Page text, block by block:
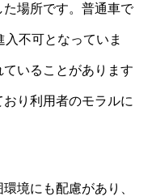
た場所です。普通車で
不可となっていま
いることがあります
り利用者のモラルに
境にも配慮があり、